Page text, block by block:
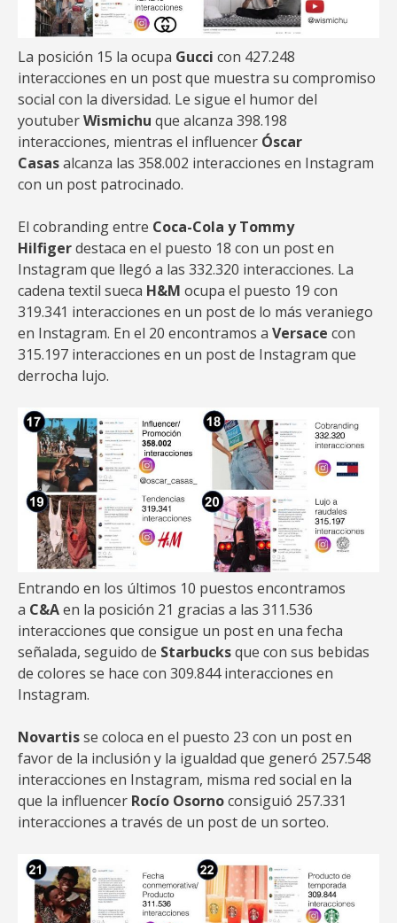
La posición 15 la ocupa Gucci con 427.248
interacciones en un post que muestra su compromiso
social con la diversidad. Le sigue el humor del
youtuberWismichu que alcanza 398.198
interacciones, mientras el influencer Óscar
Casasalcanza las 358.002 interacciones en Instagram
con un post patrocinado.
El cobranding entre Coca-Cola y Tommy
Hilfigerdestaca en el puesto 18 con un post en
Instagram que llegó a las 332.320 interacciones. La
cadena textil sueca H&M ocupa el puesto 19 con
319.341 interacciones en un post de lo más veraniego
en Instagram. En el 20 encontramos a Versace con
315.197 interacciones en un post de Instagram que
derrocha lujo.
Entrando en los últimos 10 puestos encontramos
a C&Aen la posición 21 gracias a las 311.536
interacciones que consigue un post en una fecha
señalada, seguido de Starbucksque con sus bebidas
de colores se hace con 309.844 interacciones en
Instagram.
Novartisse coloca en el puesto 23 con un post en
favor de la inclusión y la igualdad que generó 257.548
interacciones en Instagram, misma red social en la
que la influencer Rocío Osornoconsiguió 257.331
interacciones a través de un post de un sorteo.